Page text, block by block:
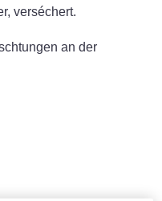
verséchert.
an der